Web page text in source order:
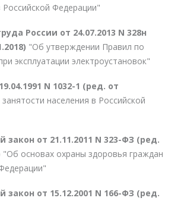
Российской Федерации"
России от 24.07.2013 N 328н
"Об утверждении Правил по
эксплуатации электроустановок"
N 1032-1 (ред. от
населения в Российской
закон от 21.11.2011 N 323-ФЗ (ред.
"Об основах охраны здоровья граждан
закон от 15.12.2001 N 166-ФЗ (ред.